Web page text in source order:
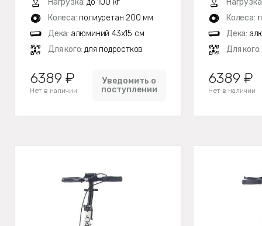
Нагрузка: до 100 кг
Колеса: полиуретан 200 мм
Дека: алюминий 43х15 см
Для кого: для подростков
6389 ₽
Нет в наличии
Уведомить о
поступлении
Колеса:
Дека:
Для кого:
6389 ₽
Нет в наличии